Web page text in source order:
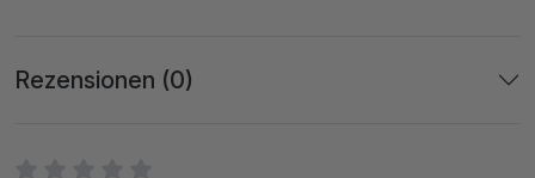
Rezensionen (0)